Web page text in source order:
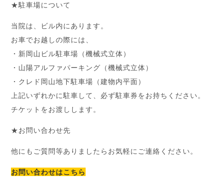
★駐車場について
当院は、ビル内にあります。
お車でお越しの際には、
・新岡山ビル駐車場（機械式立体）
・山陽アルファパーキング（機械式立体）
・クレド岡山地下駐車場（建物内平面）
上記いずれかに駐車して、必ず駐車券をお持ちください。
チケットをお渡しします。
★お問い合わせ先
他にもご質問等ありましたらお気軽にご連絡ください。
お問い合わせはこちら